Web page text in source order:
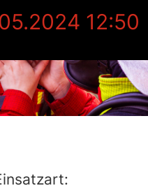
12:50